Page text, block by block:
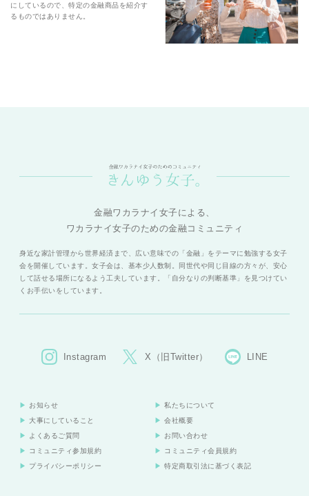
にしているので、特定の金融商品を紹介す
るものではありません。
金融ワカラナイ女子による、
ワカラナイ女子のための金融コミュニティ
身近な家計管理から世界経済まで、広い意味での「金融」をテーマに勉強する女子
会を開催しています。女子会は、基本少人数制。同世代や同じ目線の方々が、安心
して話せる場所になるよう工夫しています。「自分なりの判断基準」を見つけてい
くお手伝いをしています。
Instagram X（旧Twitter） LINE
お知らせ
私たちについて
大事にしていること
会社概要
よくあるご質問
お問い合わせ
コミュニティ参加規約
コミュニティ会員規約
プライバシーポリシー
特定商取引法に基づく表記